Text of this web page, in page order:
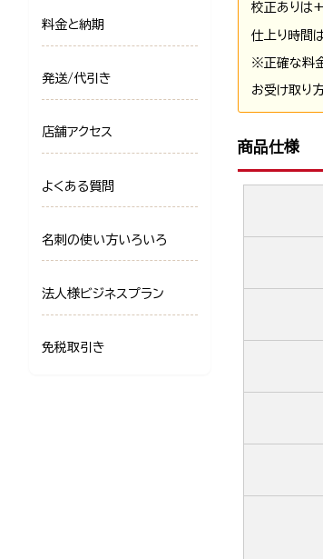
校正ありは
仕上り時間
※正確な料
お受け取り
商品仕様
料金と納期
発送/代引き
店舗アクセス
よくある質問
名刺の使い方いろいろ
法人様ビジネスプラン
免税取引き